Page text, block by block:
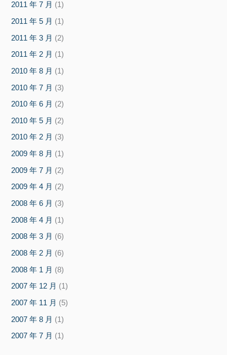
2011 年 7 月 (1)
2011 年 5 月 (1)
2011 年 3 月 (2)
2011 年 2 月 (1)
2010 年 8 月 (1)
2010 年 7 月 (3)
2010 年 6 月 (2)
2010 年 5 月 (2)
2010 年 2 月 (3)
2009 年 8 月 (1)
2009 年 7 月 (2)
2009 年 4 月 (2)
2008 年 6 月 (3)
2008 年 4 月 (1)
2008 年 3 月 (6)
2008 年 2 月 (6)
2008 年 1 月 (8)
2007 年 12 月 (1)
2007 年 11 月 (5)
2007 年 8 月 (1)
2007 年 7 月 (1)